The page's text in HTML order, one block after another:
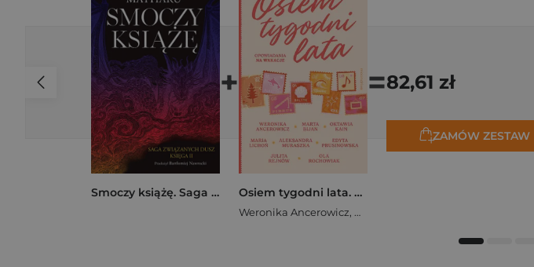
Smoczy książę. Saga związanych dusz
+
Osiem tygodni lata. Opowiadania na wakacje
Weronika Ancerowicz, Marta Bijan
=82,61 zł
ZAMÓW ZESTAW